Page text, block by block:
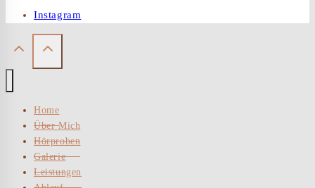
Instagram
Home
Über Mich
Hörproben
Galerie
Leistungen